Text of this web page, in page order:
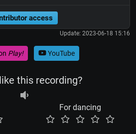
access
Update: 2023-06-18 15:16
Play! YouTube
this recording?
For dancing